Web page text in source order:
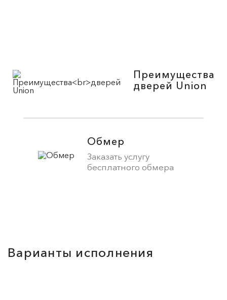
Преимущества
дверей Union
Обмер
Заказать услугу
бесплатного обмера
Варианты исполнения